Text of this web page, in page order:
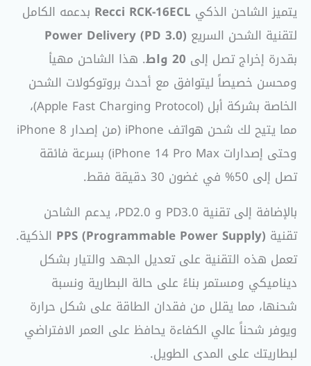
يتميز الشاحن الذكي Recci RCK-16ECL بدعمه الكامل
لتقنية الشحن السريع Power Delivery (PD 3.0)
بقدرة إخراج تصل إلى 20 واط
. هذا الشاحن مهيأ
ومحسن خصيصاً ليتوافق مع أحدث بروتوكولات الشحن
الخاصة بشركة أبل (Apple Fast Charging Protocol)،
مما يتيح لك شحن هواتف iPhone (من إصدار iPhone 8
وحتى إصدارات iPhone 14 Pro Max) بسرعة فائقة
تصل إلى 50% في غضون 30 دقيقة فقط.
بالإضافة إلى تقنية PD3.0 و PD2.0، يدعم الشاحن
تقنية PPS (Programmable Power Supply) الذكية.
تعمل هذه التقنية على تعديل الجهد والتيار بشكل
ديناميكي ومستمر بناءً على حالة البطارية ونسبة
شحنها، مما يقلل من فقدان الطاقة على شكل حرارة
ويوفر شحناً عالي الكفاءة يحافظ على العمر الافتراضي
لبطاريتك على المدى الطويل.